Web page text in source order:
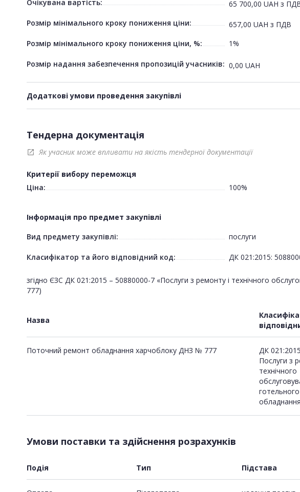
Очікувана вартість: 65 700,00 UAH з
Розмір мінімального кроку пониження ціни:
657,00 UAH з ПДВ
Розмір мінімального кроку пониження ціни, %:
1%
Розмір надання забезпечення пропозицій учасників: 0,00 UAH
Додаткові умови проведення закупівлі
Тендерна документація
open_in_new Як учасник може впливати на якість тендерної документації
Критерії вибору переможця
Ціна:
100%
Інформація про предмет закупівлі
Вид предмету закупівлі:
послуги
Класифікатор та його відповідний код: ДК 021:2015:
згідно ЄЗС ДК 021:2015 – 50880000-7 «Послуги з ремонту і технічного
777)
Назва
Поточний ремонт обладнання харчоблоку ДНЗ № 777
ДК
Послуги з
технічного
обладнання
Умови поставки та здійснення розрахунків
Подія Тип Підстава